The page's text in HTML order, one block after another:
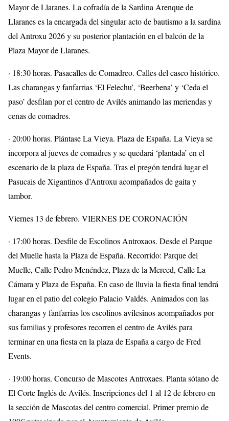
Mayor de Llaranes. La cofradía de la Sardina Arenque de
Llaranes es la encargada del singular acto de bautismo a la sardina
del Antroxu 2026 y su posterior plantación en el balcón de la
Plaza Mayor de Llaranes.
· 18:30 horas. Pasacalles de Comadreo. Calles del casco histórico.
Las charangas y fanfarrias ‘El Felechu’, ‘Beerbena’ y ‘Ceda el
paso’ desfilan por el centro de Avilés animando las meriendas y
cenas de comadres.
· 20:00 horas. Plántase La Vieya. Plaza de España. La Vieya se
incorpora al jueves de comadres y se quedará ‘plantada’ en el
escenario de la plaza de España. Tras el pregón tendrá lugar el
Pasucais de Xigantinos d’Antroxu acompañados de gaita y
tambor.
Viernes 13 de febrero. VIERNES DE CORONACIÓN
· 17:00 horas. Desfile de Escolinos Antroxaos. Desde el Parque
del Muelle hasta la Plaza de España. Recorrido: Parque del
Muelle, Calle Pedro Menéndez, Plaza de la Merced, Calle La
Cámara y Plaza de España. En caso de lluvia la fiesta final tendrá
lugar en el patio del colegio Palacio Valdés. Animados con las
charangas y fanfarrias los escolinos avilesinos acompañados por
sus familias y profesores recorren el centro de Avilés para
terminar en una fiesta en la plaza de España a cargo de Fred
Events.
· 19:00 horas. Concurso de Mascotes Antroxaes. Planta sótano de
El Corte Inglés de Avilés. Inscripciones del 1 al 12 de febrero en
la sección de Mascotas del centro comercial. Primer premio de